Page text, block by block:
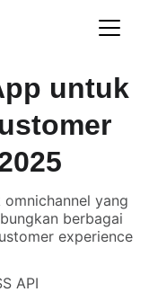
untuk
yang
berbagai
experience
API